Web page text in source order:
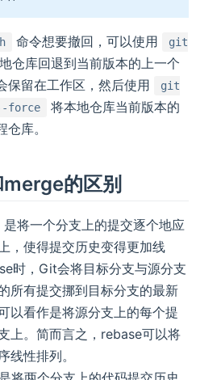
命令想要撤回，可以使用
git
仓库回退到当前版本的上一个
保留在工作区，然后使用
git
force
将本地仓库当前版本的
库。
的区别
是将一个分支上的提交逐个地应
，使得提交历史变得更加线
时，Git会将目标分支与源分支
所有提交挪到目标分支的最新
以看作是将源分支上的每个提
上。简而言之，rebase可以将
线性排列。